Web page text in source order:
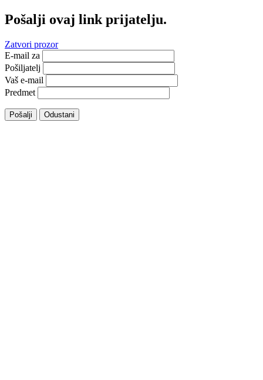
Pošalji ovaj link prijatelju.
Zatvori prozor
E-mail za
Pošiljatelj
Vaš e-mail
Predmet
Pošalji Odustani